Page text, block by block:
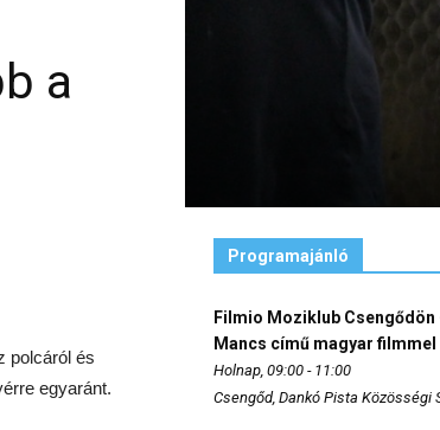
a
polcáról és
egyaránt.
Programajánló
Filmio Moziklub Csengődön
Mancs című magyar filmmel
Holnap, 09:00 - 11:00
Csengőd, Dankó Pista Közösségi